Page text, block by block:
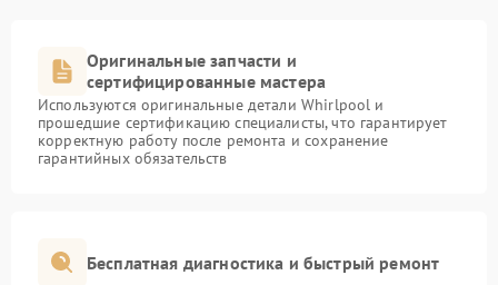
Оригинальные запчасти и
сертифицированные мастера
Используются оригинальные детали Whirlpool и
прошедшие сертификацию специалисты, что гарантирует
корректную работу после ремонта и сохранение
гарантийных обязательств
Бесплатная диагностика и быстрый ремонт